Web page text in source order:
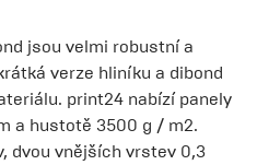
jsou velmi robustní a
verze hliníku a dibond
print24 nabízí panely
a hustotě 3500 g / m2.
dvou vnějších vrstev 0,3